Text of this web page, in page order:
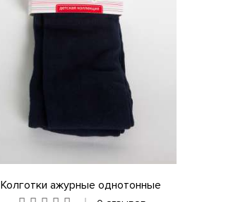
Колготки ажурные однотонные